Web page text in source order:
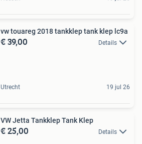
vw touareg 2018 tankklep tank klep lc9a
€ 39,00 Details
Utrecht 19 jul 26
VW Jetta Tankklep Tank Klep
€ 25,00 Details